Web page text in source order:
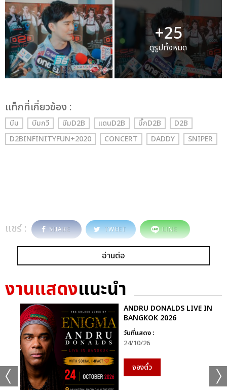
+25
ดูรูปทั้งหมด
เเท็กที่เกี่ยวข้อง :
บีม บีมกวี บีมD2B แดนD2B บิ๊กD2B
D2B
D2BINFINITYFUN+2020
CONCERT DADDY SNIPER
แชร์ : SHARE TWEET LINE
อ่านต่อ
งานแสดงแนะนำ
ANDRU DONALDS LIVE IN
BANGKOK 2026
วันที่แสดง :
24/10/26
จองตั๋ว